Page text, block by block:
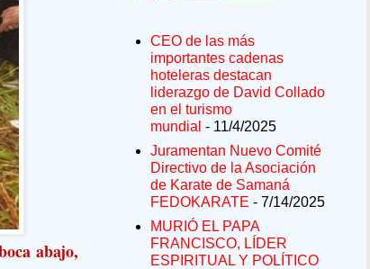
abajo,
CEO de las más
importantes cadenas
hoteleras destacan
liderazgo de David Collado
en el turismo
mundial - 11/4/2025
Juramentan Nuevo Comité
Directivo de la Asociación
de Karate de Samaná
FEDOKARATE - 7/14/2025
MURIÓ EL PAPA
FRANCISCO, LÍDER
ESPIRITUAL Y POLÍTICO